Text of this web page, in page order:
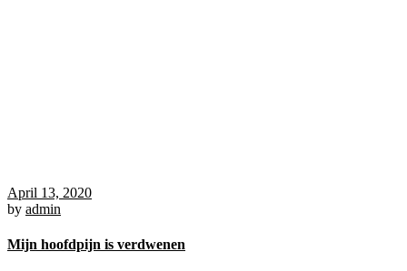
April 13, 2020
by admin
Mijn hoofdpijn is verdwenen